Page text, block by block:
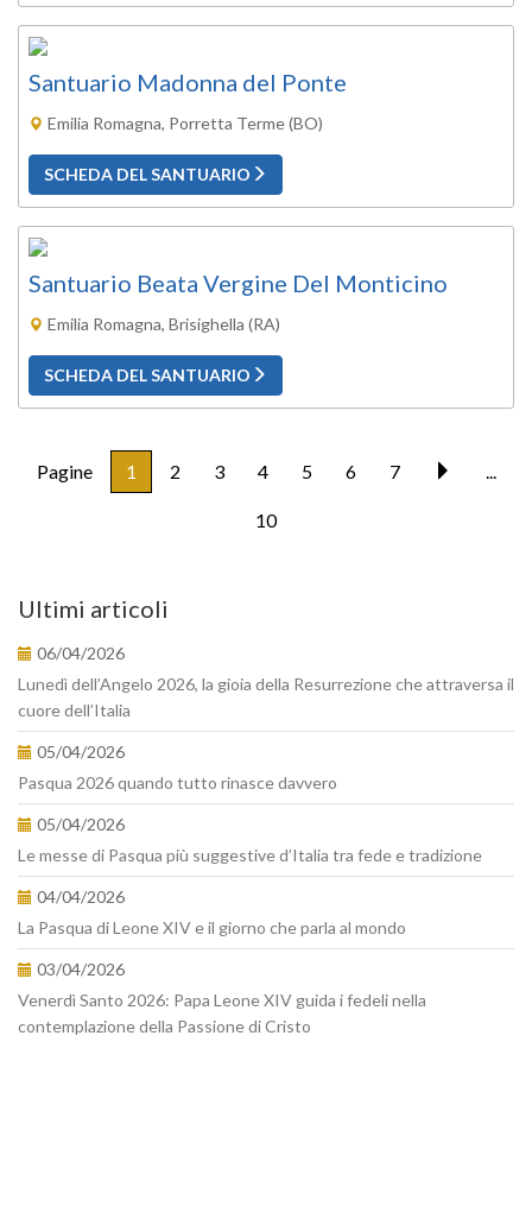
Santuario Madonna del Ponte
Emilia Romagna, Porretta Terme (BO)
SCHEDA DEL SANTUARIO
Santuario Beata Vergine Del Monticino
Emilia Romagna, Brisighella (RA)
SCHEDA DEL SANTUARIO
Pagine 1 2 3 4 5 6 7 ...
10
Ultimi articoli
06/04/2026
Lunedì dell’Angelo 2026, la gioia della Resurrezione che attraversa il
cuore dell’Italia
05/04/2026
Pasqua 2026 quando tutto rinasce davvero
05/04/2026
Le messe di Pasqua più suggestive d’Italia tra fede e tradizione
04/04/2026
La Pasqua di Leone XIV e il giorno che parla al mondo
03/04/2026
Venerdì Santo 2026: Papa Leone XIV guida i fedeli nella
contemplazione della Passione di Cristo